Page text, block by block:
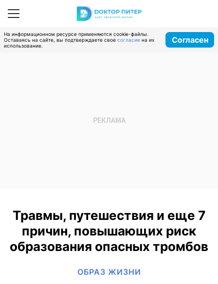
На информационном ресурсе применяются cookie-файлы.
Оставаясь на сайте, вы подтверждаете свое согласие на их
использование.
Согласен
Травмы, путешествия и еще 7
причин, повышающих риск
образования опасных тромбов
ОБРАЗ ЖИЗНИ